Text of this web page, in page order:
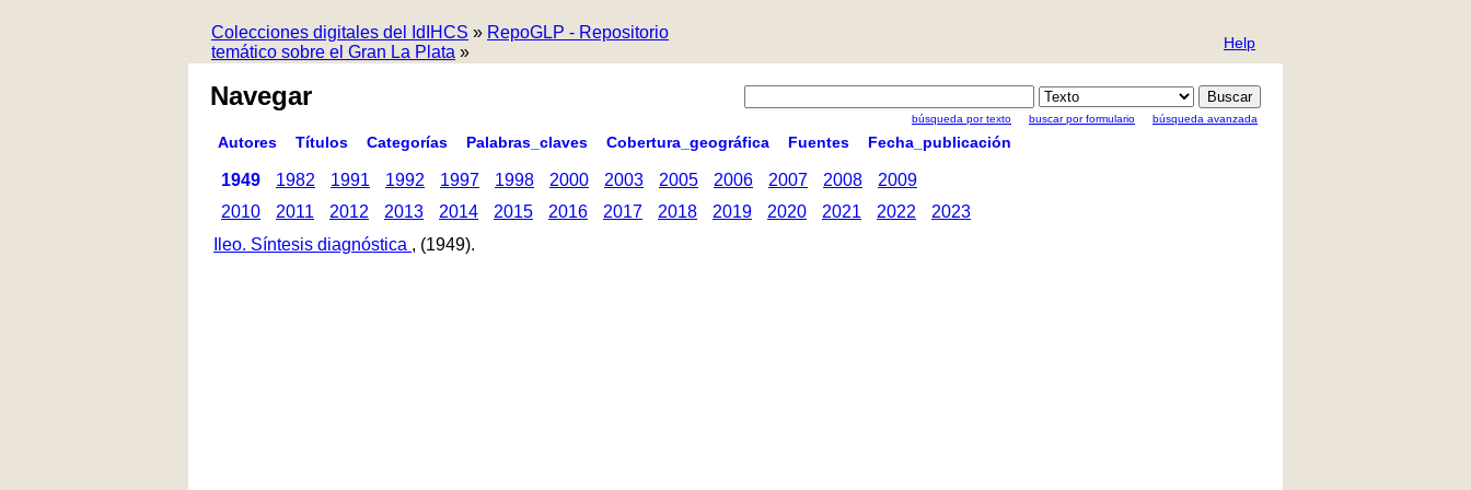
Colecciones digitales del IdIHCS » RepoGLP - Repositorio
temático sobre el Gran La Plata » Help
Navegar
búsqueda por texto buscar por formulario búsqueda avanzada
Autores Títulos Categorías Palabras_claves Cobertura_geográfica Fuentes Fecha_publicación
1949 1982 1991 1992 1997 1998 2000 2003 2005 2006 2007 2008
2009
2010
2011 2012 2013 2014 2015 2016 2017 2018 2019 2020 2021 2022
2023
Ileo. Síntesis diagnóstica , (1949).